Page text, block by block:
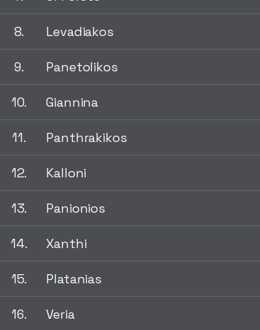
8. Levadiakos
9. Panetolikos
10. Giannina
11. Panthrakikos
12. Kalloni
13. Panionios
14. Xanthi
15. Platanias
16. Veria